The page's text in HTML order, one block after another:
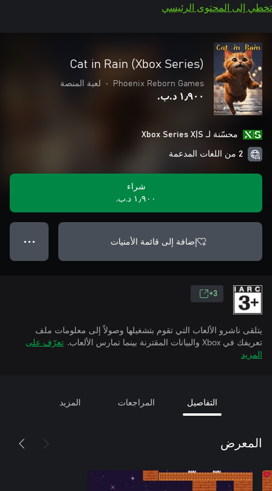
تخطي إلى المحتوى الرئيسي
Cat in Rain (Xbox Series)
Phoenix Reborn Games
• لعبة المنصة
١٫٩٠٠ د.ب.‏
محسّنة لـ Xbox Series X|S
2 من اللغات المدعمة
شراء
١٫٩٠٠ د.ب.‏
إضافة إلى قائمة الأمنيات ● ● ●
3+
يتلقى ناشرو الألعاب التي تقوم بتشغيلها وصولاً إلى معلومات ملف
تعريفك في Xbox والبيانات المقترنة بينما تمارس الألعاب.
تعرّف على
المزيد
التفاصيل المراجعات المزيد
المعرض